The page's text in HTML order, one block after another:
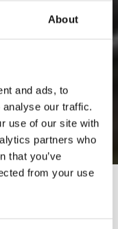
About
and ads, to
our traffic.
use of our site with
partners who
that you’ve
from your use